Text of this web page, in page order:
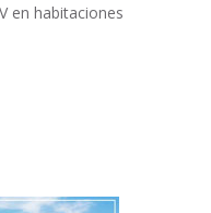
en habitaciones